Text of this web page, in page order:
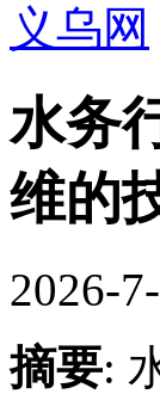
义乌网
水务
维的
2026-
摘要: